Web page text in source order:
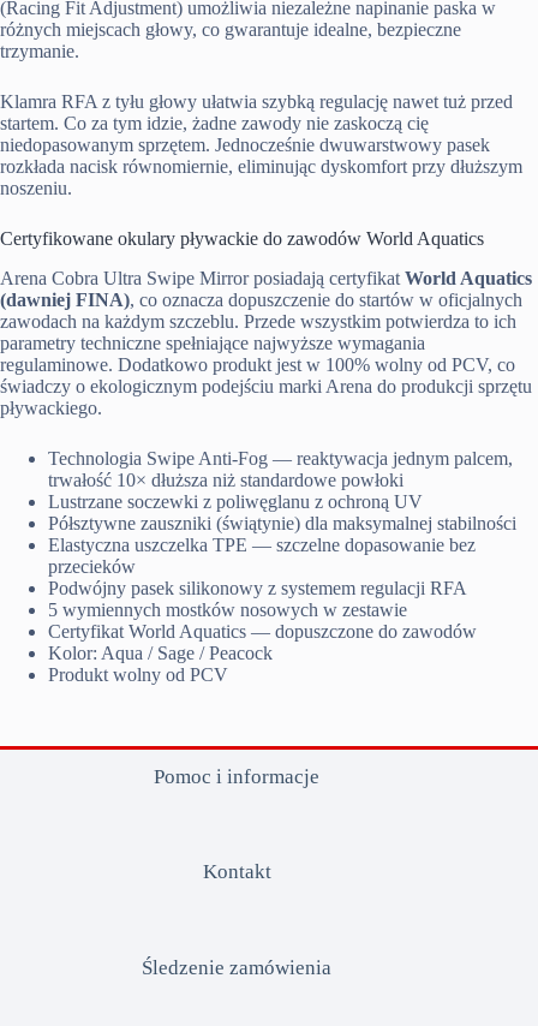
(Racing Fit Adjustment) umożliwia niezależne napinanie paska w
różnych miejscach głowy, co gwarantuje idealne, bezpieczne
trzymanie.
Klamra RFA z tyłu głowy ułatwia szybką regulację nawet tuż przed
startem. Co za tym idzie, żadne zawody nie zaskoczą cię
niedopasowanym sprzętem. Jednocześnie dwuwarstwowy pasek
rozkłada nacisk równomiernie, eliminując dyskomfort przy dłuższym
noszeniu.
Certyfikowane okulary pływackie do zawodów World Aquatics
Arena Cobra Ultra Swipe Mirror posiadają certyfikat World Aquatics
(dawniej FINA), co oznacza dopuszczenie do startów w oficjalnych
zawodach na każdym szczeblu. Przede wszystkim potwierdza to ich
parametry techniczne spełniające najwyższe wymagania
regulaminowe. Dodatkowo produkt jest w 100% wolny od PCV, co
świadczy o ekologicznym podejściu marki Arena do produkcji sprzętu
pływackiego.
Technologia Swipe Anti-Fog — reaktywacja jednym palcem,
trwałość 10× dłuższa niż standardowe powłoki
Lustrzane soczewki z poliwęglanu z ochroną UV
Półsztywne zauszniki (świątynie) dla maksymalnej stabilności
Elastyczna uszczelka TPE — szczelne dopasowanie bez
przecieków
Podwójny pasek silikonowy z systemem regulacji RFA
5 wymiennych mostków nosowych w zestawie
Certyfikat World Aquatics — dopuszczone do zawodów
Kolor: Aqua / Sage / Peacock
Produkt wolny od PCV
Pomoc i informacje
Kontakt
Śledzenie zamówienia